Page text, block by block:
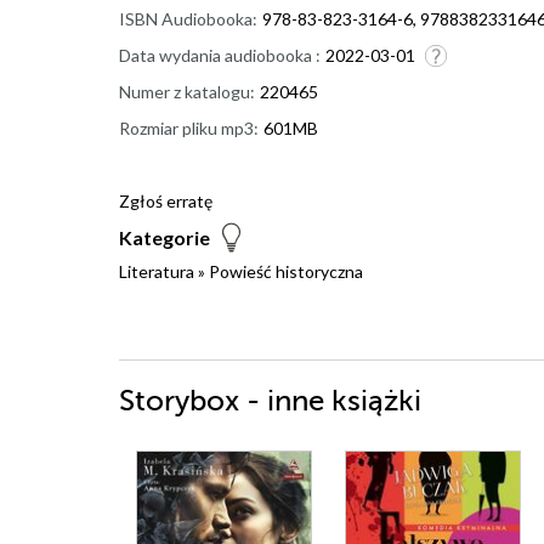
ISBN Audiobooka: 978-83-823-3164-6,
Data wydania audiobooka : 2022-03-01
Numer z katalogu: 220465
Rozmiar pliku mp3: 601MB
Zgłoś erratę
Kategorie
Literatura » Powieść historyczna
Storybox - inne książki